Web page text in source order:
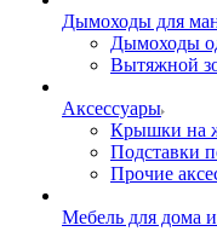
Дымоходы для
Дымоходы
Вытяжной
Аксессуары
Крышки на
Подставки
Прочие
Мебель для дома